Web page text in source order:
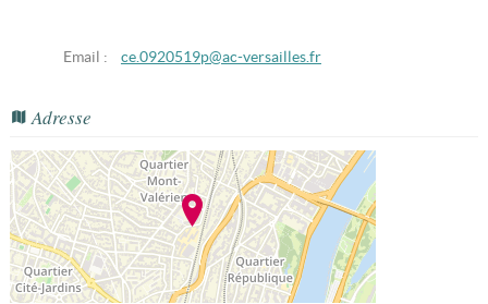
Email : ce.0920519p@ac-versailles.fr
Adresse